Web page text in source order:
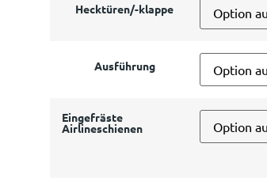
Hecktüren/-klappe
Ausführung
Eingefräste
Airlineschienen